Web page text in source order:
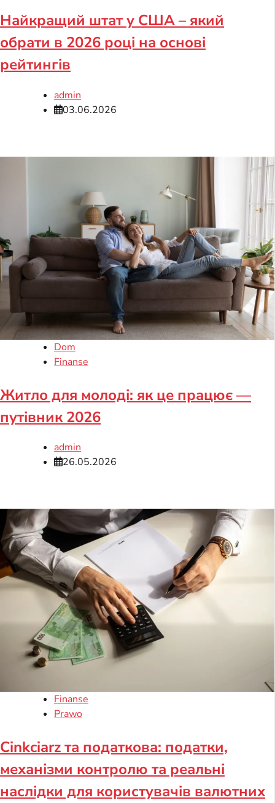
Найкращий штат у США – який
обрати в 2026 році на основі
рейтингів
admin
03.06.2026
Dom
Finanse
Житло для молоді: як це працює —
путівник 2026
admin
26.05.2026
Finanse
Prawo
Cinkciarz та податкова: податки,
механізми контролю та реальні
наслідки для користувачів валютних